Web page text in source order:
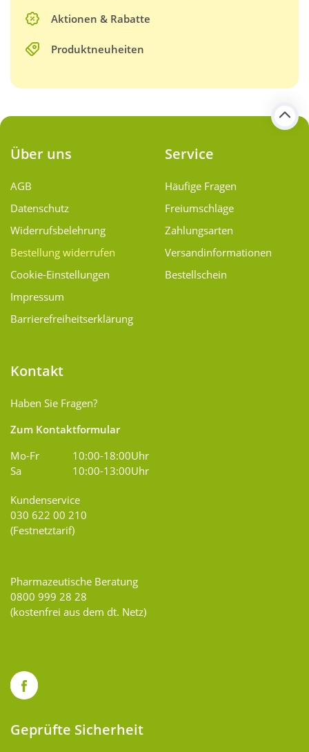
Aktionen & Rabatte
Produktneuheiten
Über uns
AGB
Datenschutz
Widerrufsbelehrung
Bestellung widerrufen
Cookie-Einstellungen
Impressum
Barrierefreiheitserklärung
Service
Häufige Fragen
Freiumschläge
Zahlungsarten
Versand­informationen
Bestellschein
Kontakt
Haben Sie Fragen?
Zum Kontaktformular
Mo-Fr
10:00-18:00Uhr
Sa
10:00-13:00Uhr
Kundenservice
030 622 00 210
(Festnetztarif)
Pharmazeutische Beratung
0800 999 28 28
(kostenfrei aus dem dt. Netz)
Geprüfte Sicherheit